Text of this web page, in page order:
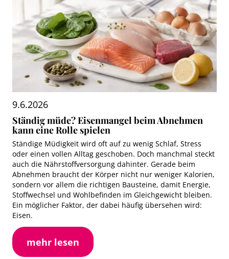
9.6.2026
Ständig müde? Eisenmangel beim Abnehmen
kann eine Rolle spielen
Ständige Müdigkeit wird oft auf zu wenig Schlaf, Stress
oder einen vollen Alltag geschoben. Doch manchmal steckt
auch die Nährstoffversorgung dahinter. Gerade beim
Abnehmen braucht der Körper nicht nur weniger Kalorien,
sondern vor allem die richtigen Bausteine, damit Energie,
Stoffwechsel und Wohlbefinden im Gleichgewicht bleiben.
Ein möglicher Faktor, der dabei häufig übersehen wird:
Eisen.
mehr lesen